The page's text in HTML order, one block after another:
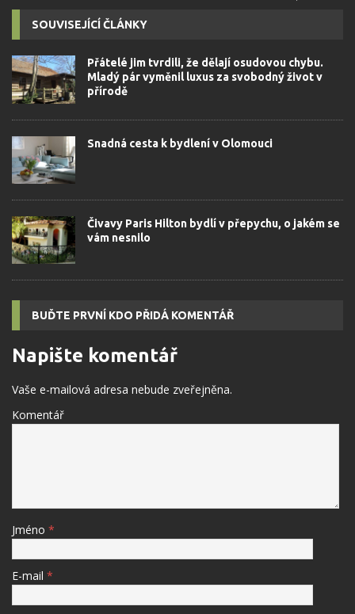
SOUVISEJÍCÍ ČLÁNKY
Přátelé jim tvrdili, že dělají osudovou chybu.
Mladý pár vyměnil luxus za svobodný život v
přírodě
Snadná cesta k bydlení v Olomouci
Čivavy Paris Hilton bydlí v přepychu, o jakém se
vám nesnilo
BUĎTE PRVNÍ KDO PŘIDÁ KOMENTÁŘ
Napište komentář
Vaše e-mailová adresa nebude zveřejněna.
Komentář
Jméno *
E-mail *